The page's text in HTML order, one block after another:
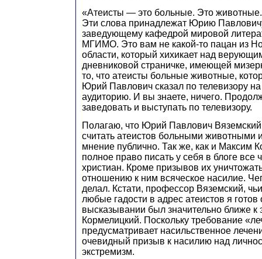
«Атеисты — это больные. Это
Эти слова принадлежат Юрию
заведующему кафедрой мировой
МГИМО. Это вам не какой-то пацан из
области, который хихикает над
дневниковой страничке, имеющей
то, что атеисты больные животные,
Юрий Павлович сказал по телевизору
аудиторию. И вы знаете, ничего.
заведовать и выступать по телевизору.
Полагаю, что Юрий Павлович
считать атеистов больными животными
мнение публично. Так же, как и Максим
полное право писать у себя в блоге все
христиан. Кроме призывов их
отношению к ним всяческое насилие.
делал. Кстати, профессор Вяземский,
любые гадости в адрес атеистов я готов
высказывании был значительно ближе к
Кормелицкий. Поскольку требование
предусматривает насильственное
очевидный призыв к насилию над
экстремизм.